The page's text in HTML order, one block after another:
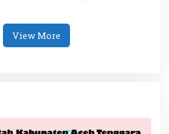
View More